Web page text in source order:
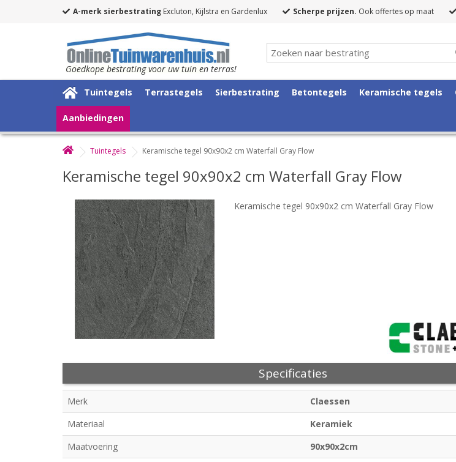
A-merk sierbestrating Excluton, Kijlstra en Gardenlux Scherpe prijzen. Ook offertes op maat
Goedkope bestrating voor uw tuin en terras!
Tuintegels Terrastegels Sierbestrating Betontegels Keramische tegels
Aanbiedingen
Tuintegels Keramische tegel 90x90x2 cm Waterfall Gray Flow
Keramische tegel 90x90x2 cm Waterfall Gray Flow
Keramische tegel 90x90x2 cm Waterfall Gray Flow
Specificaties
Merk
Claessen
Materiaal
Keramiek
Maatvoering
90x90x2cm